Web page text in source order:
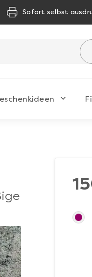
Sofort selbst